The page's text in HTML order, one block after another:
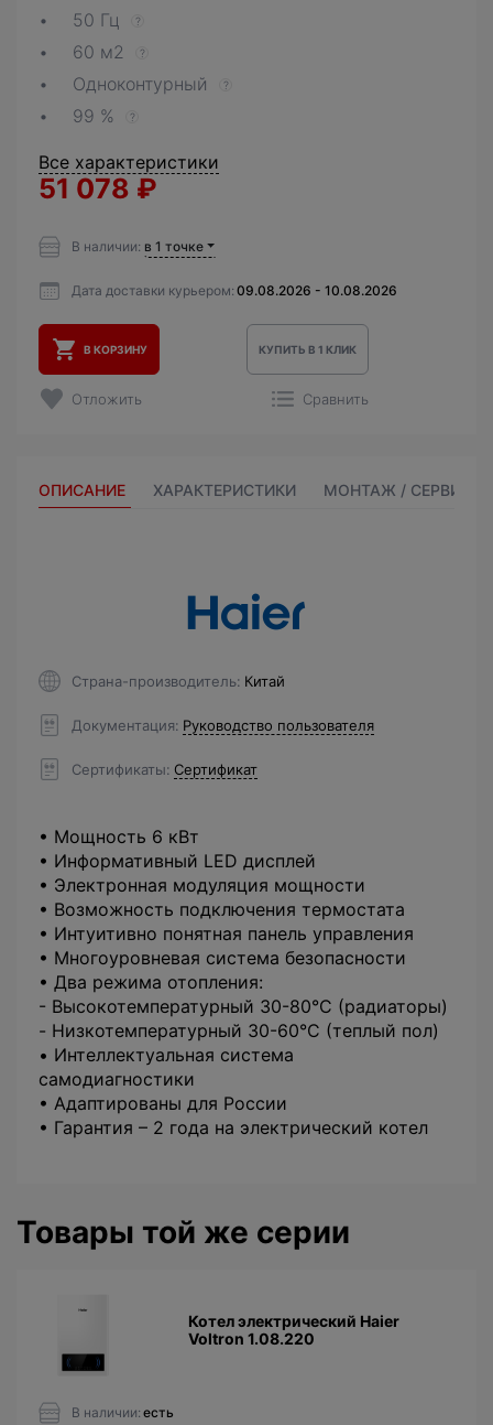
50 Гц ?
60 м2 ?
Одноконтурный ?
99 % ?
Все характеристики
51 078 ₽
В наличии: в 1 точке
Дата доставки курьером: 09.08.2026 - 10.08.2026
В КОРЗИНУ КУПИТЬ В 1 КЛИК
Отложить Сравнить
ОПИСАНИЕ ХАРАКТЕРИСТИКИ МОНТАЖ / СЕРВИС
Страна-производитель Китай
Документация Руководство пользователя
Сертификаты Сертификат
• Мощность 6 кВт
• Информативный LED дисплей
• Электронная модуляция мощности
• Возможность подключения термостата
• Интуитивно понятная панель управления
• Многоуровневая система безопасности
• Два режима отопления:
- Высокотемпературный 30-80°C (радиаторы)
- Низкотемпературный 30-60°C (теплый пол)
• Интеллектуальная система
самодиагностики
• Адаптированы для России
• Гарантия – 2 года на электрический котел
Товары той же серии
Котел электрический Haier
Voltron 1.08.220
В наличии: есть